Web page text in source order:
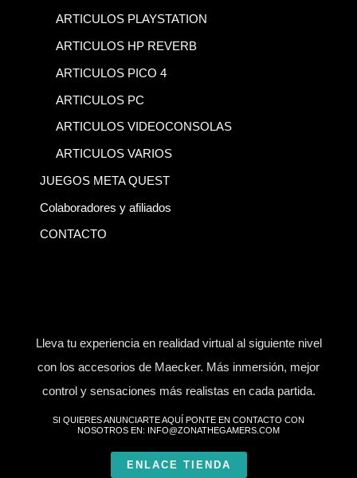
ARTICULOS PLAYSTATION
ARTICULOS HP REVERB
ARTICULOS PICO 4
ARTICULOS PC
ARTICULOS VIDEOCONSOLAS
ARTICULOS VARIOS
JUEGOS META QUEST
Colaboradores y afiliados
CONTACTO
Lleva tu experiencia en realidad virtual al siguiente nivel
con los accesorios de Maecker. Más inmersión, mejor
control y sensaciones más realistas en cada partida.
SI QUIERES ANUNCIARTE AQUÍ PONTE EN CONTACTO CON
NOSOTROS EN: INFO@ZONATHEGAMERS.COM
ENLACE TIENDA